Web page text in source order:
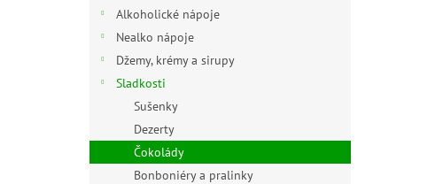
Alkoholické nápoje
Nealko nápoje
Džemy, krémy a sirupy
Sladkosti
Sušenky
Dezerty
Čokolády
Bonboniéry a pralinky